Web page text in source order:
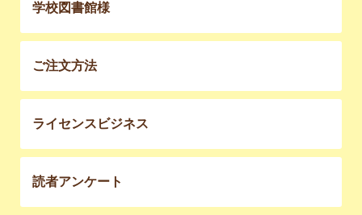
学校図書館様
ご注文方法
ライセンスビジネス
読者アンケート